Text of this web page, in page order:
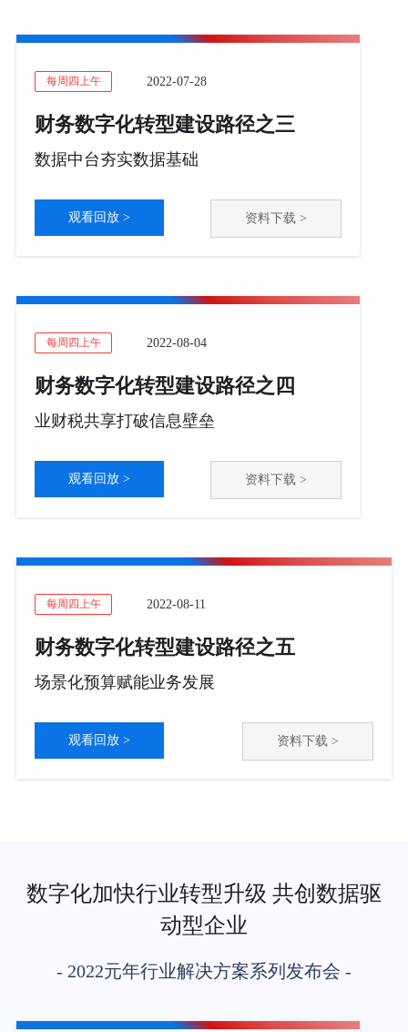
每周四上午 2022-07-28
财务数字化转型建设路径之三
数据中台夯实数据基础
观看回放 > 资料下载 >
每周四上午 2022-08-04
财务数字化转型建设路径之四
业财税共享打破信息壁垒
观看回放 > 资料下载 >
每周四上午 2022-08-11
财务数字化转型建设路径之五
场景化预算赋能业务发展
观看回放 > 资料下载 >
数字化加快行业转型升级 共创数据驱
动型企业
- 2022元年行业解决方案系列发布会 -